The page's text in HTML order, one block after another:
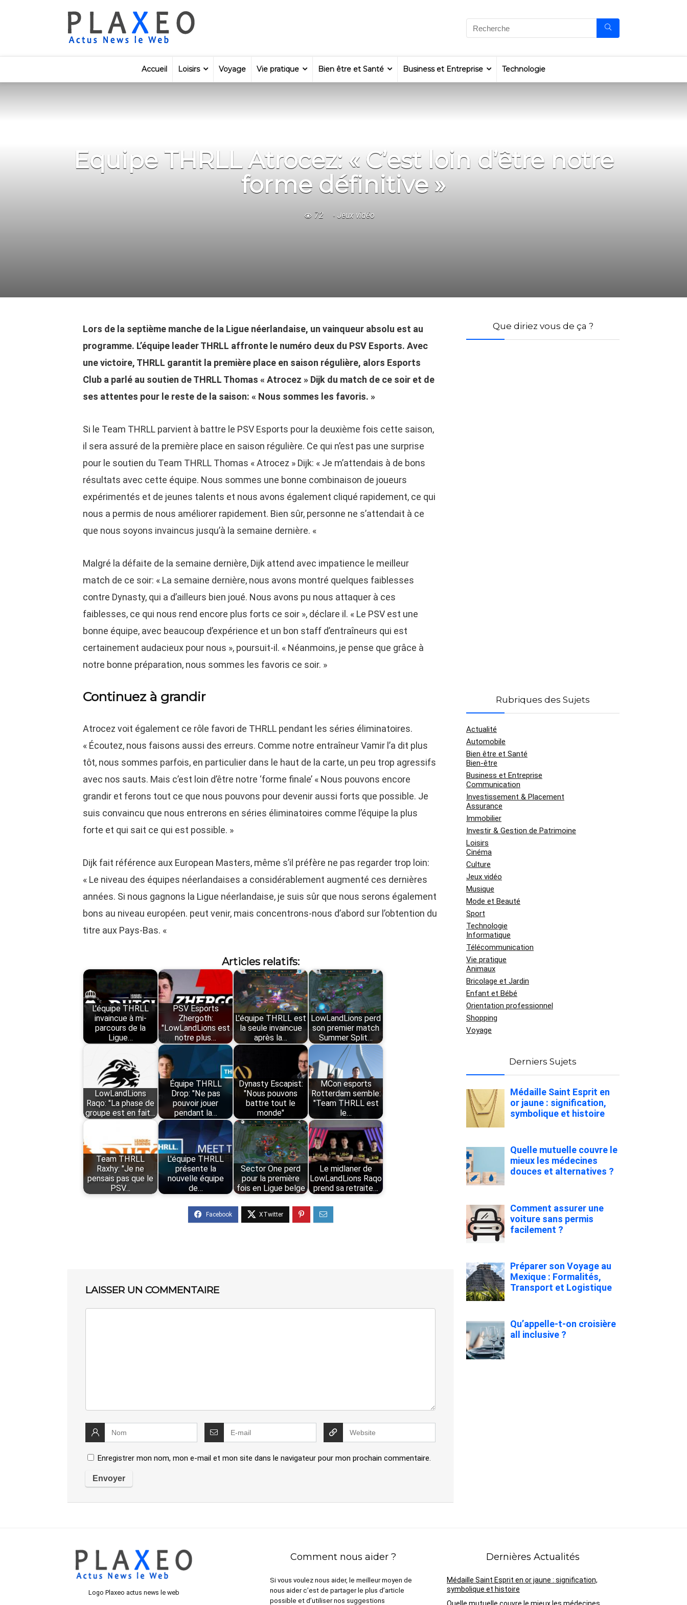
Accueil Loisirs Voyage Vie pratique Bien être et Santé Business et Entreprise Technologie
Equipe THRLL Atrocez: « C’est loin d’être notre
forme définitive »
72 Jeux vidéo
Lors de la septième manche de la Ligue néerlandaise, un vainqueur absolu est au
programme. L’équipe leader THRLL affronte le numéro deux du PSV Esports. Avec
une victoire, THRLL garantit la première place en saison régulière, alors Esports
Club a parlé au soutien de THRLL Thomas « Atrocez » Dijk du match de ce soir et de
ses attentes pour le reste de la saison: « Nous sommes les favoris. »
Si le Team THRLL parvient à battre le PSV Esports pour la deuxième fois cette saison,
il sera assuré de la première place en saison régulière. Ce qui n’est pas une surprise
pour le soutien du Team THRLL Thomas « Atrocez » Dijk: « Je m’attendais à de bons
résultats avec cette équipe. Nous sommes une bonne combinaison de joueurs
expérimentés et de jeunes talents et nous avons également cliqué rapidement, ce qui
nous a permis de nous améliorer rapidement. Bien sûr, personne ne s’attendait à ce
que nous soyons invaincus jusqu’à la semaine dernière. «
Malgré la défaite de la semaine dernière, Dijk attend avec impatience le meilleur
match de ce soir: « La semaine dernière, nous avons montré quelques faiblesses
contre Dynasty, qui a d’ailleurs bien joué. Nous avons pu nous attaquer à ces
faiblesses, ce qui nous rend encore plus forts ce soir », déclare il. « Le PSV est une
bonne équipe, avec beaucoup d’expérience et un bon staff d’entraîneurs qui est
certainement audacieux pour nous », poursuit-il. « Néanmoins, je pense que grâce à
notre bonne préparation, nous sommes les favoris ce soir. »
Continuez à grandir
Atrocez voit également ce rôle favori de THRLL pendant les séries éliminatoires.
« Écoutez, nous faisons aussi des erreurs. Comme notre entraîneur Vamir l’a dit plus
tôt, nous sommes parfois, en particulier dans le haut de la carte, un peu trop agressifs
avec nos sauts. Mais c’est loin d’être notre ‘forme finale’ « Nous pouvons encore
grandir et ferons tout ce que nous pouvons pour devenir aussi forts que possible. Je
suis convaincu que nous entrerons en séries éliminatoires comme l’équipe la plus
forte et qui sait ce qui est possible. »
Dijk fait référence aux European Masters, même s’il préfère ne pas regarder trop loin:
« Le niveau des équipes néerlandaises a considérablement augmenté ces dernières
années. Si nous gagnons la Ligue néerlandaise, je suis sûr que nous serons également
bons au niveau européen. peut venir, mais concentrons-nous d’abord sur l’obtention du
titre aux Pays-Bas. «
Articles relatifs:
L'équipe THRLL
invaincue à mi-
parcours de la
Ligue…
PSV Esports
Zhergoth:
"LowLandLions est
notre plus…
L'équipe THRLL est
la seule invaincue
après la…
LowLandLions perd
son premier match
Summer Split…
LowLandLions
Raqo: "La phase de
groupe est en fait…
Équipe THRLL
Drop: "Ne pas
pouvoir jouer
pendant la…
Dynasty Escapist:
"Nous pouvons
battre tout le
monde"
MCon esports
Rotterdam semble:
"Team THRLL est
le…
Team THRLL
Raxhy: "Je ne
pensais pas que le
PSV…
L'équipe THRLL
présente la
nouvelle équipe
de…
Sector One perd
pour la première
fois en Ligue belge
Le midlaner de
LowLandLions Raqo
prend sa retraite…
LAISSER UN COMMENTAIRE
Enregistrer mon nom, mon e-mail et mon site dans le navigateur pour mon prochain commentaire.
Que diriez vous de ça ?
Rubriques des Sujets
Actualité
Automobile
Bien être et Santé
Bien-être
Business et Entreprise
Communication
Investissement & Placement
Assurance
Immobilier
Investir & Gestion de Patrimoine
Loisirs
Cinéma
Culture
Jeux vidéo
Musique
Mode et Beauté
Sport
Technologie
Informatique
Télécommunication
Vie pratique
Animaux
Bricolage et Jardin
Enfant et Bébé
Orientation professionnel
Shopping
Voyage
Derniers Sujets
Médaille Saint Esprit en
or jaune : signification,
symbolique et histoire
Quelle mutuelle couvre le
mieux les médecines
douces et alternatives ?
Comment assurer une
voiture sans permis
facilement ?
Préparer son Voyage au
Mexique : Formalités,
Transport et Logistique
Qu’appelle-t-on croisière
all inclusive ?
Logo Plaxeo actus news le web
Comment nous aider ?
Si vous voulez nous aider, le meilleur moyen de
nous aider c’est de partager le plus d’article
possible et d’utiliser nos suggestions
Dernières Actualités
Médaille Saint Esprit en or jaune : signification,
symbolique et histoire